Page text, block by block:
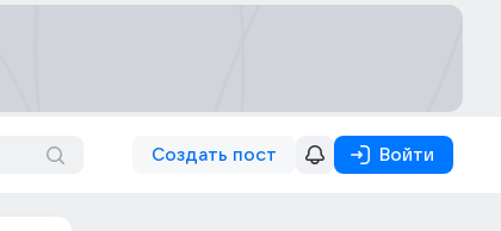
Создать пост Войти